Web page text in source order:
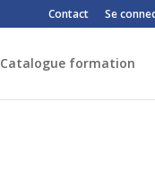
Contact Se
Catalogue formation